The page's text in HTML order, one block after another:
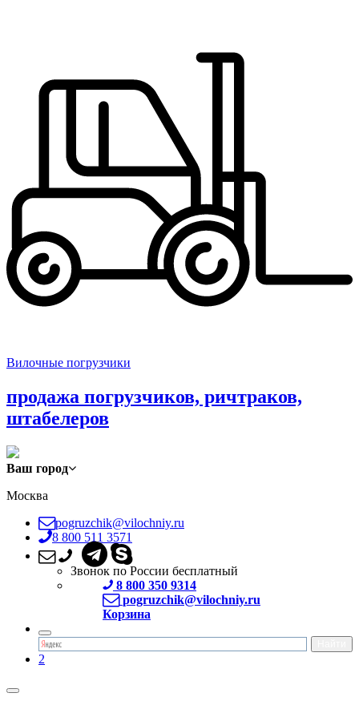
Вилочные погрузчики
продажа погрузчиков, ричтраков,
штабелеров
Ваш город
Москва
pogruzchik@vilochniy.ru
8 800 511 3571
Звонок по России бесплатный
8 800 350 9314
pogruzchik@vilochniy.ru
Корзина
2